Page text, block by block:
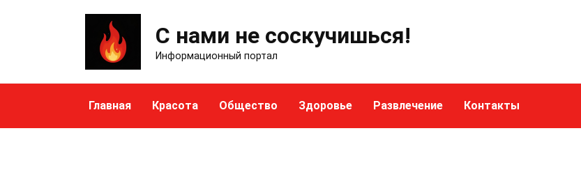
С нами не соскучишься!
Информационный портал
Главная Красота Общество Здоровье Развлечение Контакты